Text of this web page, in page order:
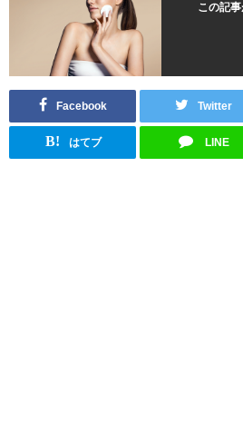
この記
Facebook Twitter
B! はてブ LINE